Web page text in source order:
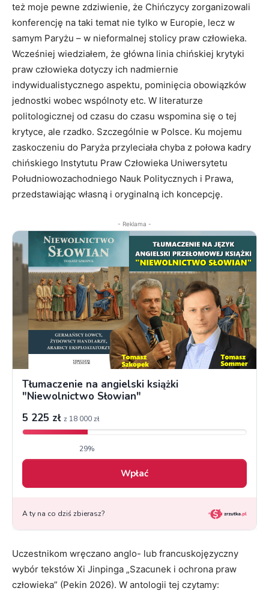
też moje pewne zdziwienie, że Chińczycy zorganizowali
konferencję na taki temat nie tylko w Europie, lecz w
samym Paryżu – w nieformalnej stolicy praw człowieka.
Wcześniej wiedziałem, że główna linia chińskiej krytyki
praw człowieka dotyczy ich nadmiernie
indywidualistycznego aspektu, pominięcia obowiązków
jednostki wobec wspólnoty etc. W literaturze
politologicznej od czasu do czasu wspomina się o tej
krytyce, ale rzadko. Szczególnie w Polsce. Ku mojemu
zaskoczeniu do Paryża przyleciała chyba z połowa kadry
chińskiego Instytutu Praw Człowieka Uniwersytetu
Południowozachodniego Nauk Politycznych i Prawa,
przedstawiając własną i oryginalną ich koncepcję.
- Reklama -
Uczestnikom wręczano anglo- lub francuskojęzyczny
wybór tekstów Xi Jinpinga „Szacunek i ochrona praw
człowieka” (Pekin 2026). W antologii tej czytamy: